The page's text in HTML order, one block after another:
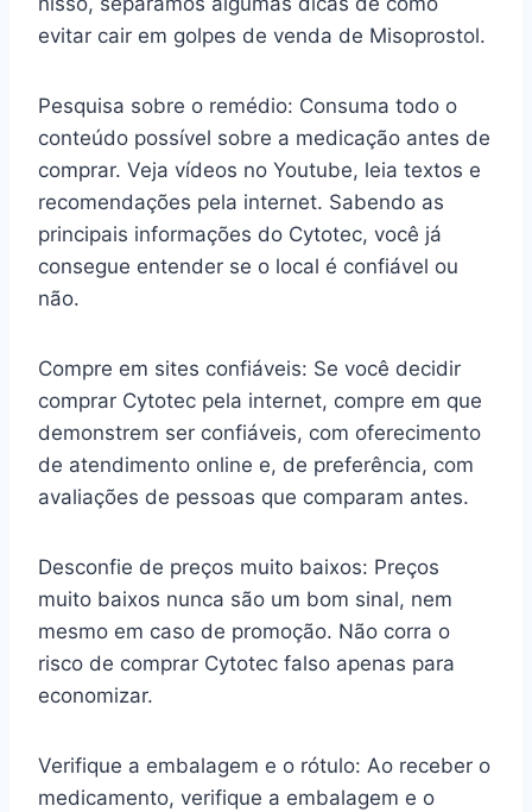
evitar cair em golpes de venda de Misoprostol.
Pesquisa sobre o remédio: Consuma todo o
conteúdo possível sobre a medicação antes de
comprar. Veja vídeos no Youtube, leia textos e
recomendações pela internet. Sabendo as
principais informações do Cytotec, você já
consegue entender se o local é confiável ou
não.
Compre em sites confiáveis: Se você decidir
comprar Cytotec pela internet, compre em que
demonstrem ser confiáveis, com oferecimento
de atendimento online e, de preferência, com
avaliações de pessoas que comparam antes.
Desconfie de preços muito baixos: Preços
muito baixos nunca são um bom sinal, nem
mesmo em caso de promoção. Não corra o
risco de comprar Cytotec falso apenas para
economizar.
Verifique a embalagem e o rótulo: Ao receber o
medicamento, verifique a embalagem e o